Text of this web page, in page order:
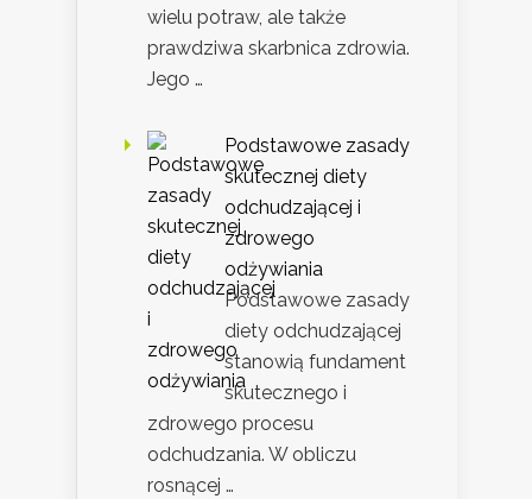
wielu potraw, ale także
prawdziwa skarbnica zdrowia.
Jego …
Podstawowe zasady
skutecznej diety
odchudzającej i
zdrowego
odżywiania
Podstawowe zasady
diety odchudzającej
stanowią fundament
skutecznego i
zdrowego procesu
odchudzania. W obliczu
rosnącej …